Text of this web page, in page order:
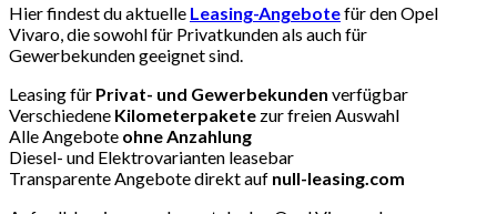
Hier findest du aktuelle Leasing-Angebotefür den Opel
Vivaro, die sowohl für Privatkunden als auch für
Gewerbekunden geeignet sind.
Leasing für Privat- und Gewerbekunden verfügbar
Verschiedene Kilometerpakete zur freien Auswahl
Alle Angebote ohne Anzahlung
Diesel- und Elektrovarianten leasebar
Transparente Angebote direkt auf null-leasing.com